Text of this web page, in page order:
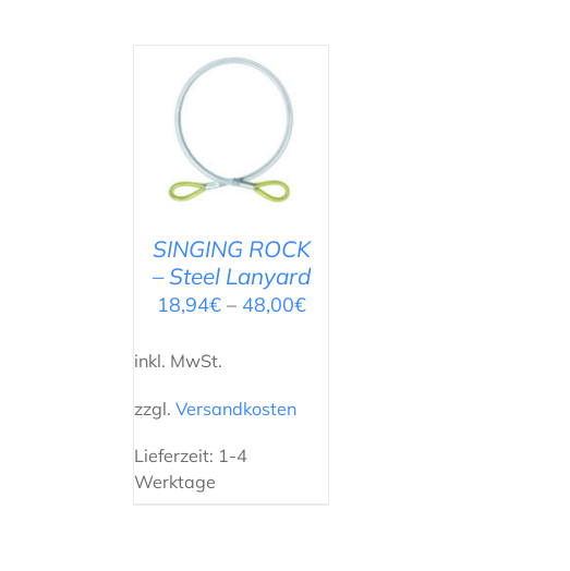
AUSFÜHRUNG
DETAILS
SINGING ROCK
– Steel Lanyard
18,94€– 48,00€
inkl. MwSt.
zzgl. Versandkosten
Lieferzeit: 1-4
Werktage